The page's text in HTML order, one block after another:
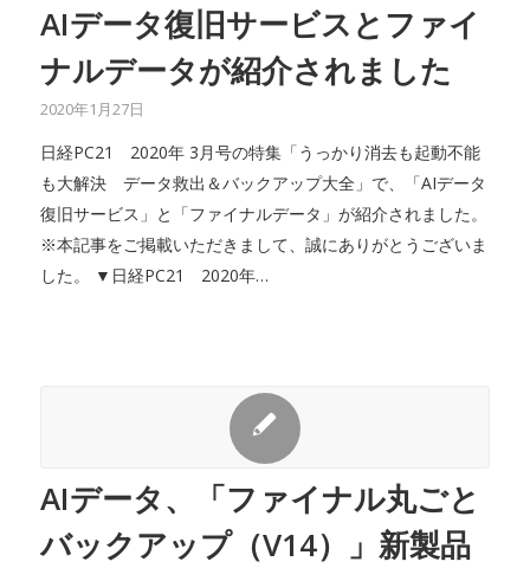
AIデータ復旧サービスとファイ
ナルデータが紹介されました
2020年1月27日
日経PC21 2020年 3月号の特集「うっかり消去も起動不能
も大解決 データ救出＆バックアップ大全」で、「AIデータ
復旧サービス」と「ファイナルデータ」が紹介されました。
※本記事をご掲載いただきまして、誠にありがとうございま
した。 ▼日経PC21 2020年…
AIデータ、「ファイナル丸ごと
バックアップ（V14）」新製品